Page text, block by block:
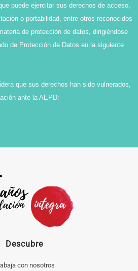
puede ejercitar sus derechos de acceso,
o portabilidad, entre otros reconocidos
de protección de datos, dirigiéndose
de Protección de Datos en la siguiente
que sus derechos han sido vulnerados,
ante la AEPD:
Descubre
con nosotros